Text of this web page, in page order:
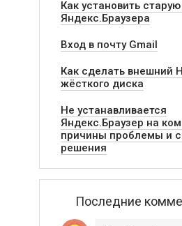
Как установить
Яндекс.Браузера
Вход в почту Gmail
Как сделать внешний
жёсткого диска
Не устанавливается
Яндекс.Браузер на
причины проблемы и
решения
Последние